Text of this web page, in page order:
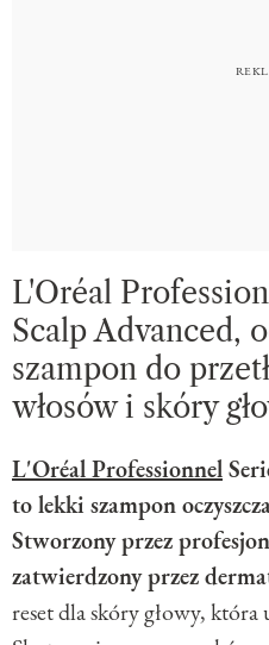
L'Oréal
Scalp Advanced,
szampon do
włosów i skóry
L'Oréal Professionnel
to lekki szampon
Stworzony przez
zatwierdzony przez
reset dla skóry głowy,